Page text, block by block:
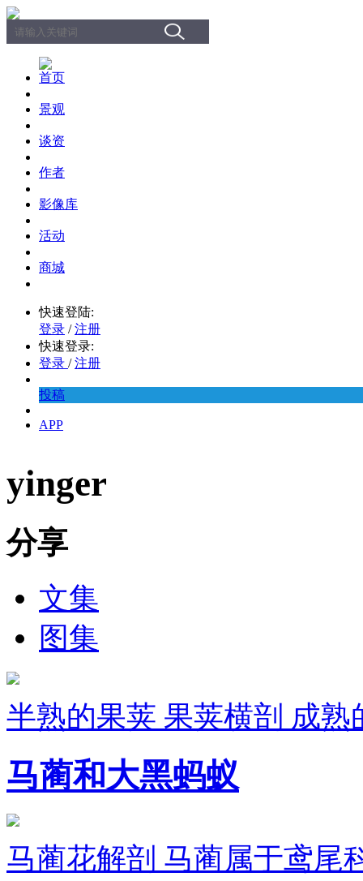
首页
景观
谈资
作者
影像库
活动
商城
快速登陆:
登录 / 注册
快速登录:
登录 / 注册
投稿
APP
yinger
分享
文集
图集
半熟的果荚 果荚横剖 成熟
马蔺和大黑蚂蚁
马蔺花解剖 马蔺属于鸢尾